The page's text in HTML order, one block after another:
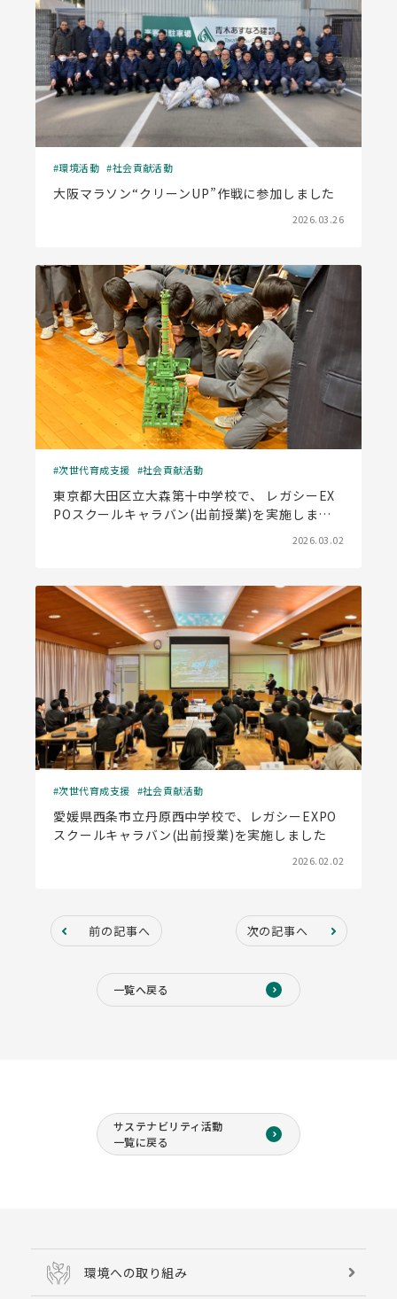
環境活動 社会貢献活動
大阪マラソン“クリーンUP”作戦に参加しました
2026.03.26
次世代育成支援 社会貢献活動
東京都大田区立大森第十中学校で、 レガシーEX
POスクールキャラバン(出前授業)を実施しまし
2026.03.02
次世代育成支援 社会貢献活動
愛媛県西条市立丹原西中学校で、レガシーEXPO
スクールキャラバン(出前授業)を実施しました
2026.02.02
前の記事へ 次の記事へ
一覧へ戻る
サステナビリティ活動
一覧に戻る
環境への取り組み